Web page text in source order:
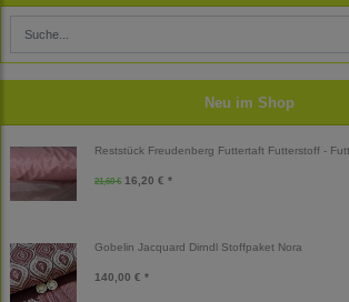
Neu im Shop
Reststück Freudenberg Futtertaft Futterstoff -
21,60 € 16,20 € *
Gobelin Jacquard Dirndl Stoffpaket Nora
140,00 € *